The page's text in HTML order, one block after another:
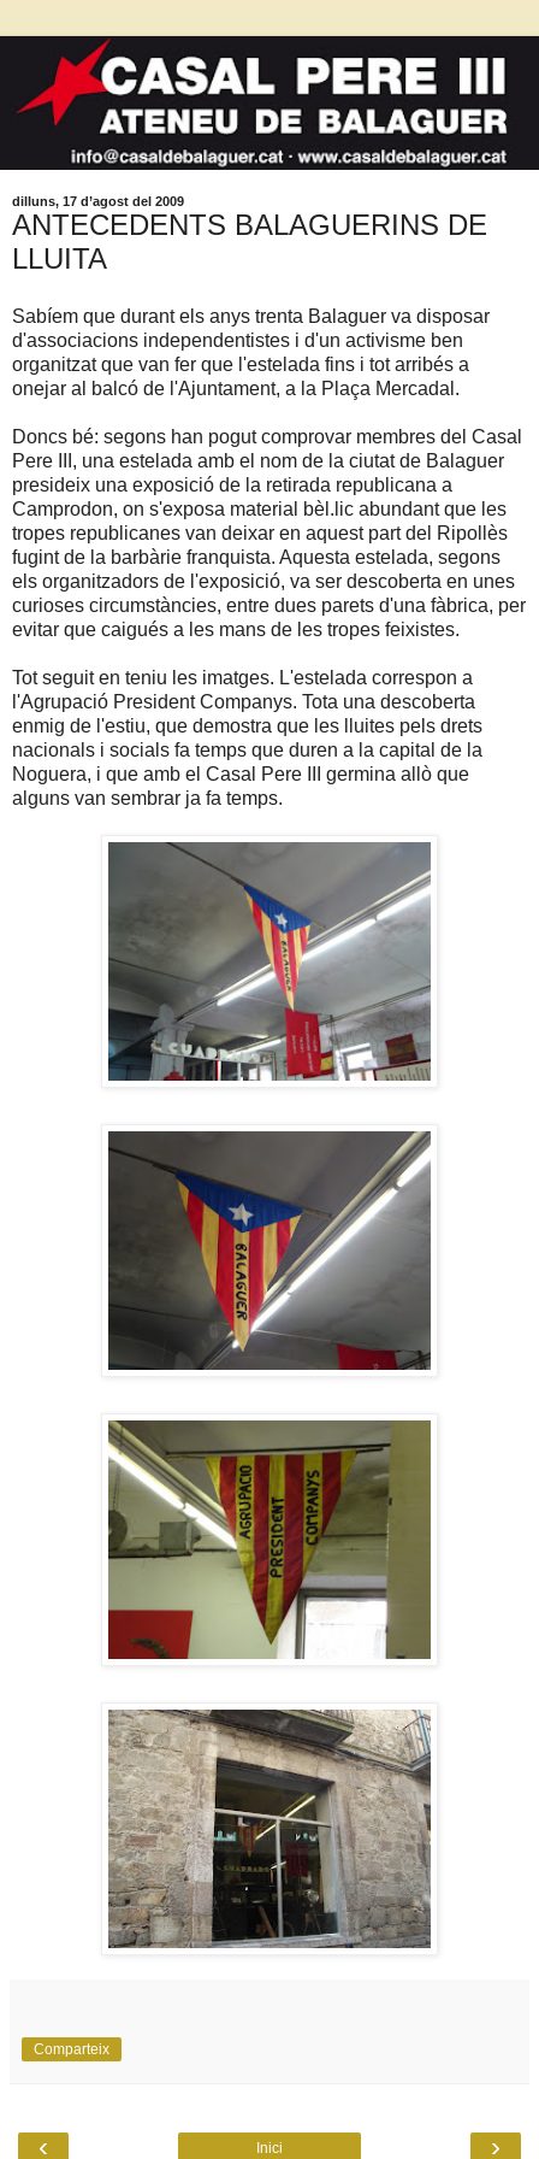
dilluns, 17 d’agost del 2009
ANTECEDENTS BALAGUERINS DE
LLUITA
Sabíem que durant els anys trenta Balaguer va disposar
d'associacions independentistes i d'un activisme ben
organitzat que van fer que l'estelada fins i tot arribés a
onejar al balcó de l'Ajuntament, a la Plaça Mercadal.
Doncs bé: segons han pogut comprovar membres del Casal
Pere III, una estelada amb el nom de la ciutat de Balaguer
presideix una exposició de la retirada republicana a
Camprodon, on s'exposa material bèl.lic abundant que les
tropes republicanes van deixar en aquest part del Ripollès
fugint de la barbàrie franquista. Aquesta estelada, segons
els organitzadors de l'exposició, va ser descoberta en unes
curioses circumstàncies, entre dues parets d'una fàbrica, per
evitar que caigués a les mans de les tropes feixistes.
Tot seguit en teniu les imatges. L'estelada correspon a
l'Agrupació President Companys. Tota una descoberta
enmig de l'estiu, que demostra que les lluites pels drets
nacionals i socials fa temps que duren a la capital de la
Noguera, i que amb el Casal Pere III germina allò que
alguns van sembrar ja fa temps.
Comparteix
‹ ›
Inici